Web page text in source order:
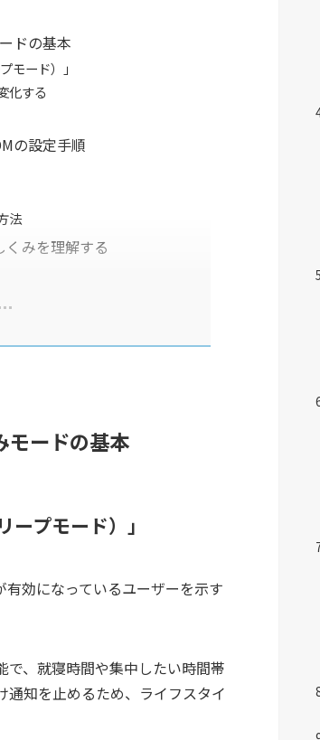
ドの基本
モード）」
化する
の設定手順
法
みを理解する
モードの基本
プモード）」
有効になっているユーザーを示す
、就寝時間や集中したい時間帯
通知を止めるため、ライフスタイ